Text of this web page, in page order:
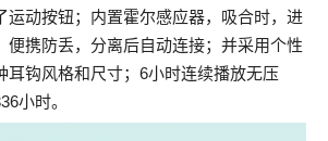
运动按钮；内置霍尔感应器，吸合时，进
便携防丢，分离后自动连接；并采用个性
耳钩风格和尺寸；6小时连续播放无压
小时。